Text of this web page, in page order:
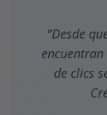
"Desde
de clics